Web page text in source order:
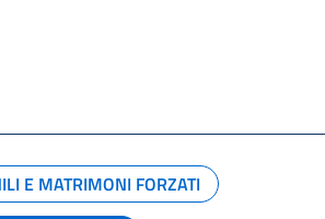
E MATRIMONI FORZATI